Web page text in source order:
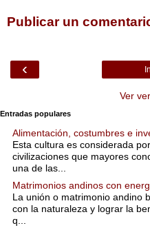
Publicar un
‹
Ver
Entradas populares
Alimentación, costumbres e
Esta cultura es considerada
civilizaciones que mayores
una de las...
Matrimonios andinos con
La unión o matrimonio andino
con la naturaleza y lograr la
q...